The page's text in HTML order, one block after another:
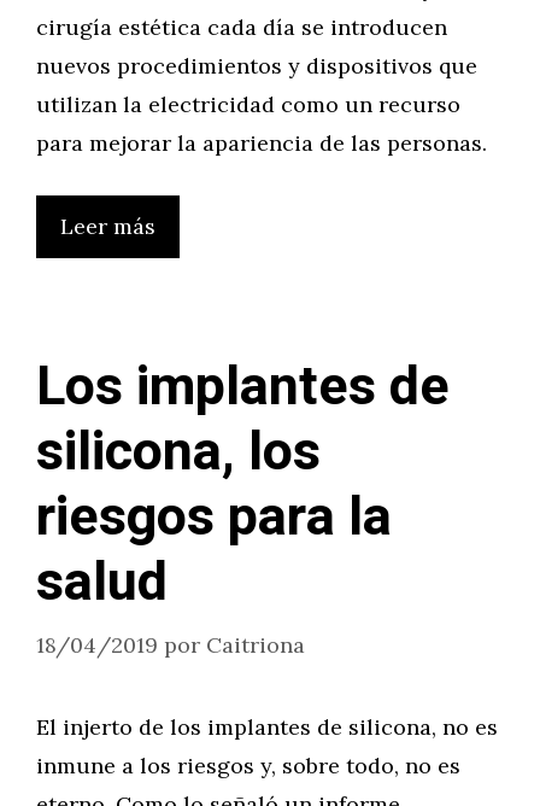
cirugía estética cada día se introducen
nuevos procedimientos y dispositivos que
utilizan la electricidad como un recurso
para mejorar la apariencia de las personas.
Leer más
Los implantes de
silicona, los
riesgos para la
salud
18/04/2019 por Caitriona
El injerto de los implantes de silicona, no es
inmune a los riesgos y, sobre todo, no es